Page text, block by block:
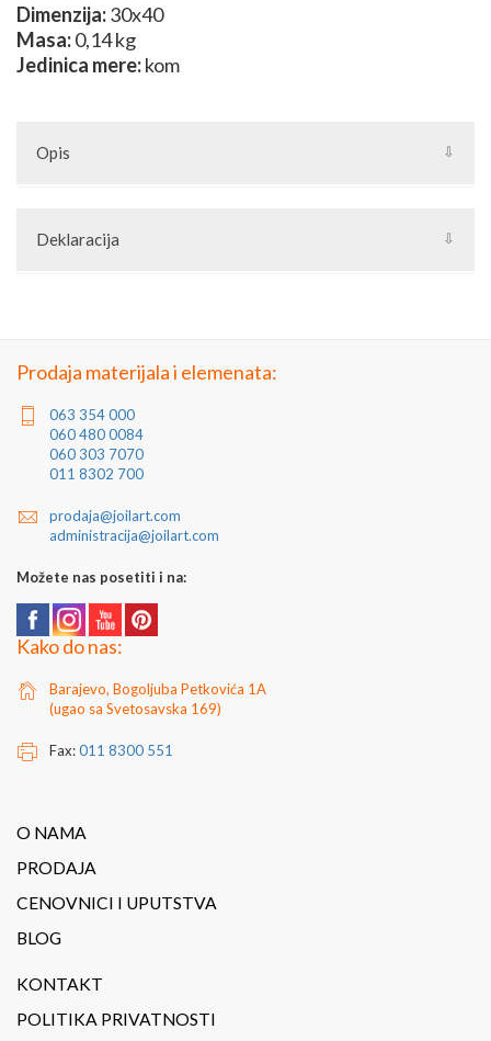
Dimenzija:30x40
Masa:0,14 kg
Jedinica mere:kom
Opis
Deklaracija
Prodaja materijala i elemenata:
063 354 000
060 480 0084
060 303 7070
011 8302 700
prodaja@joilart.com
administracija@joilart.com
Možete nas posetiti i na:
Kako do nas:
Barajevo, Bogoljuba Petkovića 1A
(ugao sa Svetosavska 169)
Fax:011 8300 551
O NAMA
PRODAJA
CENOVNICI I UPUTSTVA
BLOG
KONTAKT
POLITIKA PRIVATNOSTI